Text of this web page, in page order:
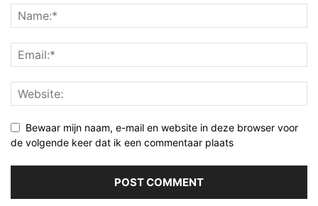
Bewaar mijn naam, e-mail en website in deze browser voor
de volgende keer dat ik een commentaar plaats